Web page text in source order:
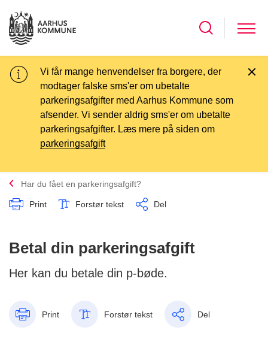
Vi får mange henvendelser fra borgere, der
modtager falske sms'er om ubetalte
parkeringsafgifter med Aarhus Kommune som
afsender. Vi sender aldrig sms'er om ubetalte
parkeringsafgifter. Læs mere på siden om
parkeringsafgift
Har du fået en parkeringsafgift?
Print Forstør tekst Del
Betal din parkeringsafgift
Her kan du betale din p-bøde.
Print Forstør tekst Del